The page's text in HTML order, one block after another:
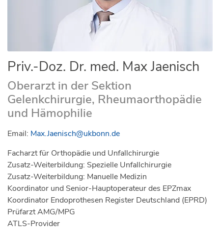
Priv.-Doz. Dr. med. Max Jaenisch
Oberarzt in der Sektion
Gelenkchirurgie, Rheumaorthopädie
und Hämophilie
Email: Max.Jaenisch@ukbonn.de
Facharzt für Orthopädie und Unfallchirurgie
Zusatz-Weiterbildung: Spezielle Unfallchirurgie
Zusatz-Weiterbildung: Manuelle Medizin
Koordinator und Senior-Hauptoperateur des EPZmax
Koordinator Endoprothesen Register Deutschland (EPRD)
Prüfarzt AMG/MPG
ATLS-Provider